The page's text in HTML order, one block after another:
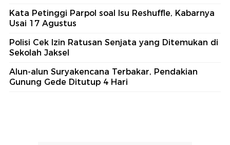
Kata Petinggi Parpol soal Isu Reshuffle, Kabarnya
Usai 17 Agustus
Polisi Cek Izin Ratusan Senjata yang Ditemukan di
Sekolah Jaksel
Alun-alun Suryakencana Terbakar, Pendakian
Gunung Gede Ditutup 4 Hari